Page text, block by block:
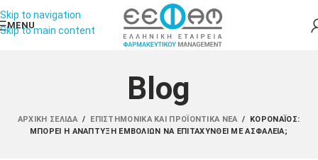
Skip to navigation
Skip to main content
MENU
Blog
ΑΡΧΙΚΉ ΣΕΛΊΔΑ / ΕΠΙΣΤΗΜΟΝΙΚΆ ΚΑΙ ΠΡΟΪΟΝΤΙΚΆ ΝΈΑ /
ΚΟΡΟΝΑΪΌΣ:
ΜΠΟΡΕΊ Η ΑΝΆΠΤΥΞΗ ΕΜΒΟΛΊΩΝ ΝΑ ΕΠΙΤΑΧΥΝΘΕΊ ΜΕ ΑΣΦΆΛΕΙΑ;